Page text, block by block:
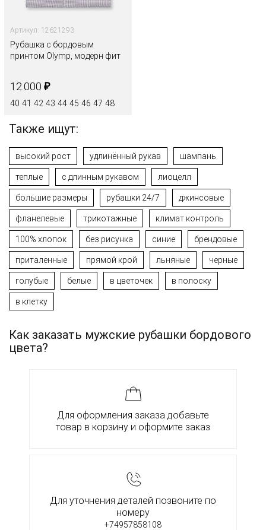
Артикул: 12621293
Рубашка с бордовым
принтом Olymp, модерн фит
12.000 ₽
40 41 42 43 44 45 46 47 48
Также ищут:
высокий рост удлинённый рукав шампань
теплые с длинным рукавом лиоцелл
большие размеры рубашки 24/7 джинсовые
фланелевые трикотажные климат контроль
100% хлопок без рисунка синие брендовые
приталенные прямой крой льняные черные
голубые белые в цветочек в полоску
в клетку
Как заказать мужские рубашки бордового
цвета?
Для оформления заказа добавьте
товар в корзину и оформите заказ
Для уточнения деталей позвоните по
номеру
+74957858108